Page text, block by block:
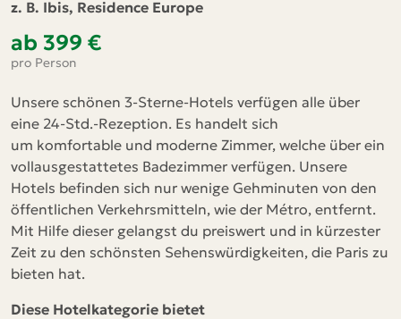
z. B. Ibis, Residence Europe
ab 399 €
pro Person
Unsere schönen 3-Sterne-Hotels verfügen alle über
eine 24-Std.-Rezeption. Es handelt sich
um komfortable und moderne Zimmer, welche über ein
vollausgestattetes Badezimmer verfügen. Unsere
Hotels befinden sich nur wenige Gehminuten von den
öffentlichen Verkehrsmitteln, wie der Métro, entfernt.
Mit Hilfe dieser gelangst du preiswert und in kürzester
Zeit zu den schönsten Sehenswürdigkeiten, die Paris zu
bieten hat.
Diese Hotelkategorie bietet